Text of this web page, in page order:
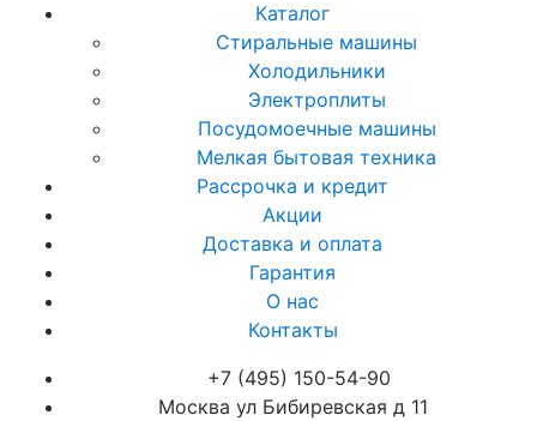
Каталог
Стиральные машины
Холодильники
Электроплиты
Посудомоечные машины
Мелкая бытовая техника
Рассрочка и кредит
Акции
Доставка и оплата
Гарантия
О нас
Контакты
+7 (495) 150-54-90
Москва ул Бибиревская д 11